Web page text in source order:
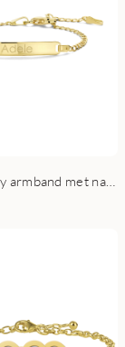
Gouden Baby armband met naamgravure gourmet